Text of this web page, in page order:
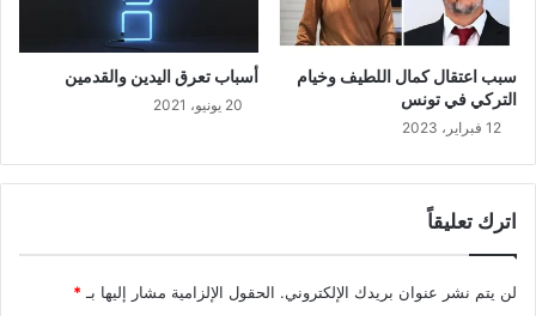
سبب اعتقال كمال اللطيف وخيام
التركي في تونس
12 فبراير، 2023
أسباب تعرق اليدين والقدمين
20 يونيو، 2021
اترك تعليقاً
لن يتم نشر عنوان بريدك الإلكتروني. الحقول الإلزامية مشار إليها بـ*